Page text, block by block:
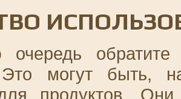
очередь
Это могут быть,
продуктов. Они